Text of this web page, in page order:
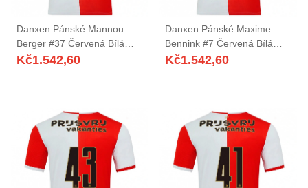
Danxen Pánské Mannou
Berger #37 Červená Bílá
Domů Hráčské Dresy
Kč1.542,60
Danxen Pánské Maxime
Bennink #7 Červená Bílá
Domů Hráčské Dresy
Kč1.542,60